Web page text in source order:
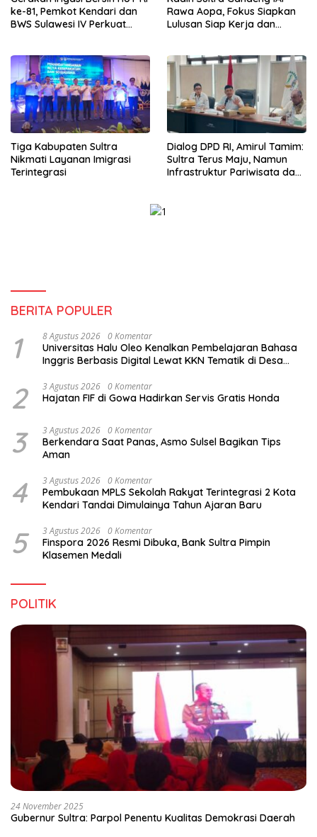
ke-81, Pemkot Kendari dan
BWS Sulawesi IV Perkuat
Rawa Aopa, Fokus Siapkan
Lulusan Siap Kerja dan
Tiga Kabupaten Sultra
Nikmati Layanan Imigrasi
Terintegrasi
Dialog DPD RI, Amirul Tamim:
Sultra Terus Maju, Namun
Infrastruktur Pariwisata dan
BERITA POPULER
1 8 Agustus 2026 0 Komentar
Universitas Halu Oleo Kenalkan Pembelajaran Bahasa
Inggris Berbasis Digital Lewat KKN Tematik di Desa
2 3 Agustus 2026 0 Komentar
Hajatan FIF di Gowa Hadirkan Servis Gratis Honda
3 3 Agustus 2026 0 Komentar
Berkendara Saat Panas, Asmo Sulsel Bagikan Tips
Aman
4 3 Agustus 2026 0 Komentar
Pembukaan MPLS Sekolah Rakyat Terintegrasi 2 Kota
Kendari Tandai Dimulainya Tahun Ajaran Baru
5 3 Agustus 2026 0 Komentar
Finspora 2026 Resmi Dibuka, Bank Sultra Pimpin
Klasemen Medali
POLITIK
24 November 2025
Gubernur Sultra: Parpol Penentu Kualitas Demokrasi Daerah